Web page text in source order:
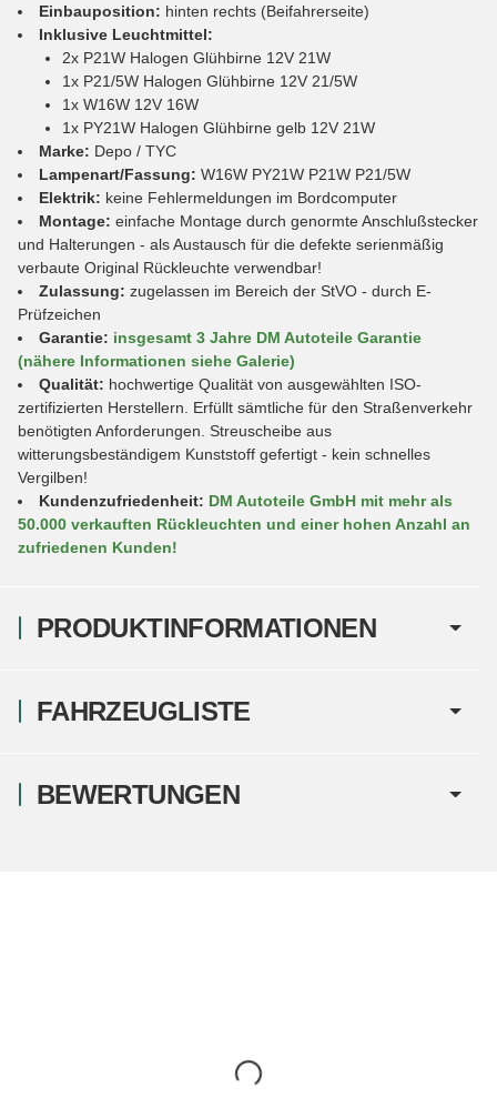
PRODUKTINFORMATIONEN
Einbauposition: hinten rechts (Beifahrerseite)
Inklusive Leuchtmittel:
2x P21W Halogen Glühbirne 12V 21W
1x P21/5W Halogen Glühbirne 12V 21/5W
1x W16W 12V 16W
1x PY21W Halogen Glühbirne gelb 12V 21W
Marke: Depo / TYC
Lampenart/Fassung: W16W PY21W P21W P21/5W
Elektrik: keine Fehlermeldungen im Bordcomputer
Montage: einfache Montage durch genormte Anschlußstecker
und Halterungen - als Austausch für die defekte serienmäßig
verbaute Original Rückleuchte verwendbar!
Zulassung: zugelassen im Bereich der StVO - durch E-
Prüfzeichen
Garantie: insgesamt 3 Jahre DM Autoteile Garantie
(nähere Informationen siehe Galerie)
Qualität: hochwertige Qualität von ausgewählten ISO-
zertifizierten Herstellern. Erfüllt sämtliche für den Straßenverkehr
benötigten Anforderungen. Streuscheibe aus
witterungsbeständigem Kunststoff gefertigt - kein schnelles
Vergilben!
Kundenzufriedenheit: DM Autoteile GmbH mit mehr als
50.000 verkauften Rückleuchten und einer hohen Anzahl an
zufriedenen Kunden!
FAHRZEUGLISTE
BEWERTUNGEN